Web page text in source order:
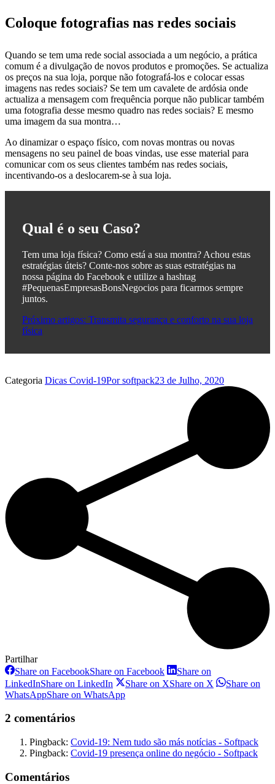
Coloque fotografias nas redes sociais
Quando se tem uma rede social associada a um negócio, a prática
comum é a divulgação de novos produtos e promoções. Se actualiza
os preços na sua loja, porque não fotografá-los e colocar essas
imagens nas redes sociais? Se tem um cavalete de ardósia onde
actualiza a mensagem com frequência porque não publicar também
uma fotografia desse mesmo quadro nas redes sociais? E mesmo
uma imagem da sua montra…
Ao dinamizar o espaço físico, com novas montras ou novas
mensagens no seu painel de boas vindas, use esse material para
comunicar com os seus clientes também nas redes sociais,
incentivando-os a deslocarem-se à sua loja.
Qual é o seu Caso?
Tem uma loja física? Como está a sua montra? Achou estas
estratégias úteis? Conte-nos sobre as suas estratégias na
nossa página do Facebook e utilize a hashtag
#PequenasEmpresasBonsNegocios para ficarmos sempre
juntos.
Próximo artigos: Transmita segurança e conforto na sua loja
física
Categoria Dicas Covid-19Porsoftpack23 de Julho, 2020
Partilhar
Share on FacebookShare on Facebook
Share on
LinkedInShare on LinkedIn Share on XShare on X
Share on
WhatsAppShare on WhatsApp
2 comentários
Pingback: Covid-19: Nem tudo são más notícias - Softpack
Pingback: Covid-19 presença online do negócio - Softpack
Comentários